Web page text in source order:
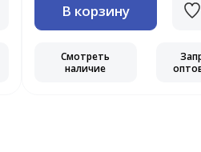
В корзину
Смотреть
наличие